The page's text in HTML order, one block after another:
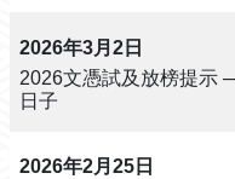
2026年3月2日
2026文憑試及放榜提示
日子
2026年2月25日